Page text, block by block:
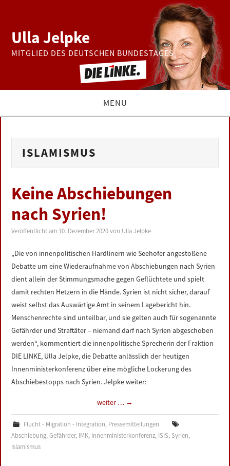
Ulla Jelpke
MITGLIED DES DEUTSCHEN BUNDESTAGES
MENU
BUNDESTAG
PRESSE
ZUR PERSON
DATENSCHUTZERKLÄRUNG
IMPRESSUM
ISLAMISMUS
Keine Abschiebungen
nach Syrien!
Veröffentlicht am 10. Dezember 2020 von Ulla Jelpke
„Die von innenpolitischen Hardlinern wie Seehofer angestoßene
Debatte um eine Wiederaufnahme von Abschiebungen nach Syrien
dient allein der Stimmungsmache gegen Geflüchtete und spielt
damit rechten Hetzern in die Hände. Syrien ist nicht sicher, darauf
weist selbst das Auswärtige Amt in seinem Lagebericht hin.
Menschenrechte sind unteilbar, und sie gelten auch für sogenannte
Gefährder und Straftäter – niemand darf nach Syrien abgeschoben
werden“, kommentiert die innenpolitische Sprecherin der Fraktion
DIE LINKE, Ulla Jelpke, die Debatte anlässlich der heutigen
Innenministerkonferenz über eine mögliche Lockerung des
Abschiebestopps nach Syrien. Jelpke weiter:
weiter … →
Flucht - Migration - Integration, Pressemitteilungen
Abschiebung,Gefährder, IMK, Innenministerkonferenz, ISIS; Syrien,
Islamismus